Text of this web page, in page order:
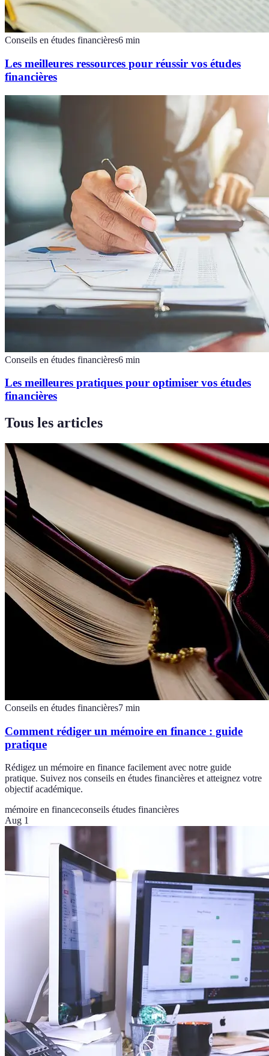
Conseils en études financières6 min
Les meilleures ressources pour réussir vos études
financières
Conseils en études financières6 min
Les meilleures pratiques pour optimiser vos études
financières
Tous les articles
Conseils en études financières7 min
Comment rédiger un mémoire en finance : guide
pratique
Rédigez un mémoire en finance facilement avec notre guide
pratique. Suivez nos conseils en études financières et atteignez votre
objectif académique.
mémoire en financeconseils études financières
Aug 1